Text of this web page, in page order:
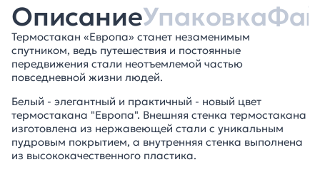
ОписаниеУпаковка
Термостакан «Европа» станет незаменимым
спутником, ведь путешествия и постоянные
передвижения стали неотъемлемой частью
повседневной жизни людей.
Белый - элегантный и практичный - новый цвет
термостакана "Европа". Внешняя стенка термостакана
изготовлена из нержавеющей стали с уникальным
пудровым покрытием, а внутренняя стенка выполнена
из высококачественного пластика.